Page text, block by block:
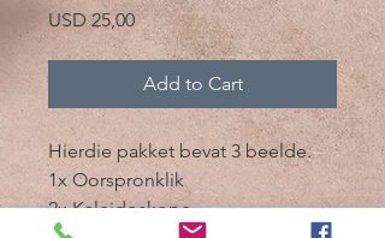
USD 25,00Price
Add to Cart
Hierdie pakket bevat 3 beelde.
1x Oorspronklik
2x Kaleidoskope